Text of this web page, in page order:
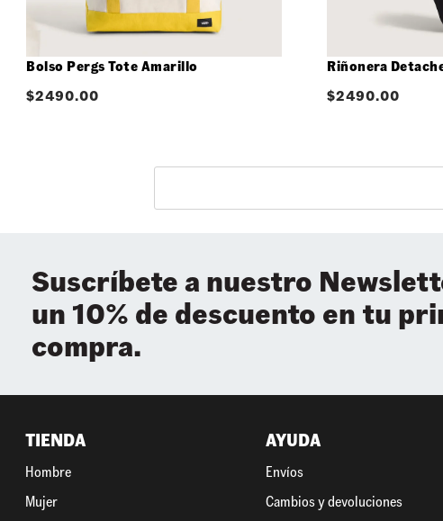
Bolso Pergs Tote Amarillo
$2490.00
Riñonera
$2490.00
Suscríbete a nuestro
un 10% de descuento en tu
compra.
TIENDA
Hombre
Mujer
AYUDA
Envíos
Cambios y devoluciones